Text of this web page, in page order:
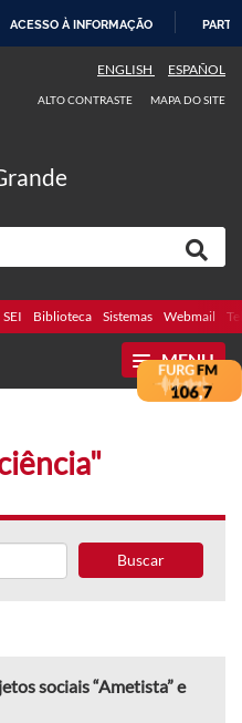
ACESSO À INFORMAÇÃO
ENGLISH ESPAÑOL
ALTO CONTRASTE MAPA DO SITE
SEI Biblioteca Sistemas Webmail
MENU
Buscar
sociais “Ametista” e